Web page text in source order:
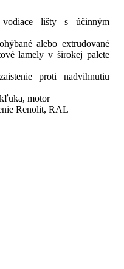
lišty s účinným
alebo extrudované
lamely v širokej palete
proti nadvihnutiu
motor
Renolit, RAL